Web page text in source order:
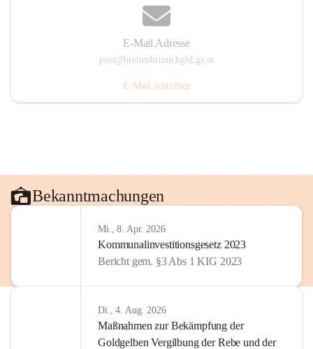
E-Mail Adresse
post@breitenbrunn.bgld.gv.at
E-Mail schreiben
Bekanntmachungen
Mi., 8. Apr. 2026
Kommunalinvestitionsgesetz 2023
Bericht gem. §3 Abs 1 KIG 2023
Di., 4. Aug. 2026
Maßnahmen zur Bekämpfung der
Goldgelben Vergilbung der Rebe und der